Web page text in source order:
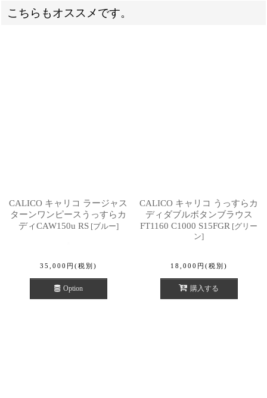
こちらもオススメです。
CALICO キャリコ ラージャス
ターンワンピースうっすらカ
ディCAW150u RS [ブルー]
35,000 円 (税別)
Option
CALICO キャリコ うっすらカ
ディダブルボタンブラウス
FT1160 C1000 S15FGR [グリー
ン]
18,000 円 (税別)
購入する